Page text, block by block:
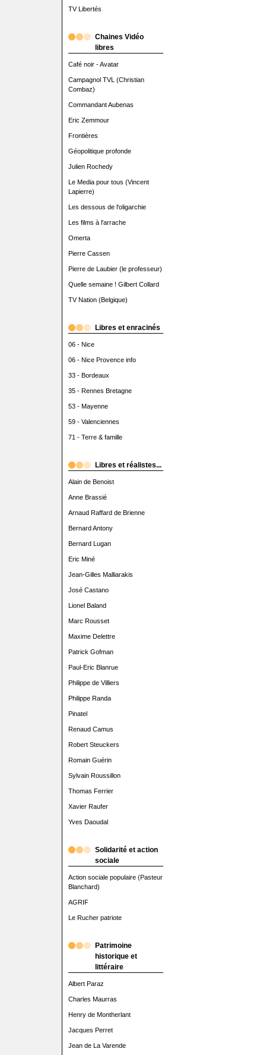
TV Libertés
Chaines Vidéo
libres
Café noir - Avatar
Campagnol TVL (Christian
Combaz)
Commandant Aubenas
Eric Zemmour
Frontières
Géopolitique profonde
Julien Rochedy
Le Media pour tous (Vincent
Lapierre)
Les dessous de l'oligarchie
Les films à l'arrache
Omerta
Pierre Cassen
Pierre de Laubier (le professeur)
Quelle semaine ! Gilbert Collard
TV Nation (Belgique)
Libres et enracinés
06 - Nice
06 - Nice Provence info
33 - Bordeaux
35 - Rennes Bretagne
53 - Mayenne
59 - Valenciennes
71 - Terre & famille
Libres et réalistes...
Alain de Benoist
Anne Brassié
Arnaud Raffard de Brienne
Bernard Antony
Bernard Lugan
Eric Miné
Jean-Gilles Malliarakis
José Castano
Lionel Baland
Marc Rousset
Maxime Delettre
Patrick Gofman
Paul-Eric Blanrue
Philippe de Villiers
Philippe Randa
Pinatel
Renaud Camus
Robert Steuckers
Romain Guérin
Sylvain Roussillon
Thomas Ferrier
Xavier Raufer
Yves Daoudal
Solidarité et action
sociale
Action sociale populaire (Pasteur
Blanchard)
AGRIF
Le Rucher patriote
Patrimoine
historique et
littéraire
Albert Paraz
Charles Maurras
Henry de Montherlant
Jacques Perret
Jean de La Varende